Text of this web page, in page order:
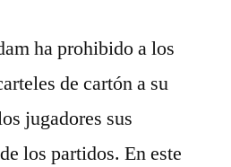
ha prohibido a los
de cartón a su
jugadores sus
los partidos. En este